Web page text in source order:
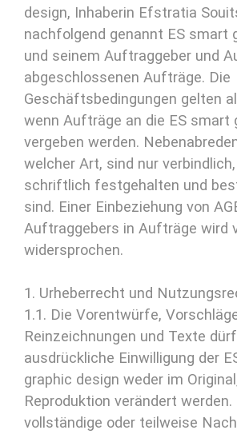
design, Inhaberin Efstratia
nachfolgend genannt ES smart
und seinem Auftraggeber und
abgeschlossenen Aufträge. Die
Geschäftsbedingungen gelten
wenn Aufträge an die ES smart
vergeben werden.
welcher Art, sind nur
schriftlich festgehalten und
sind. Einer Einbeziehung von
Auftraggebers in Aufträge wird
widersprochen.
1. Urheberrecht und
1.1. Die Vorentwürfe,
Reinzeichnungen und Texte
ausdrückliche Einwilligung der
graphic design weder im
Reproduktion verändert werden.
vollständige oder teilweise